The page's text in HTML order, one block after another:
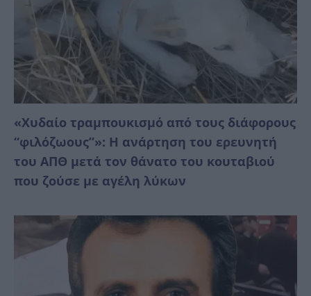
«Χυδαίο τραμπουκισμό από τους διάφορους
“φιλόζωους”»: Η ανάρτηση του ερευνητή
του ΑΠΘ μετά τον θάνατο του κουταβιού
που ζούσε με αγέλη λύκων